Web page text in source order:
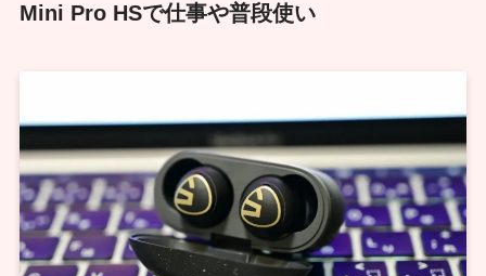
Mini Pro HSで仕事や普段使い